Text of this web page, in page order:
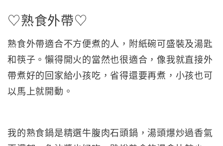
♡熟食外帶♡
熟食外帶適合不方便煮的人，附紙碗可盛裝及湯匙
和筷子。懶得開火的當然也很適合，像我就直接外
帶煮好的回家給小孩吃，省得還要再煮，小孩也可
以馬上就開動。
我的熟食鍋是精選牛腹肉石頭鍋，湯頭爆炒過香氣